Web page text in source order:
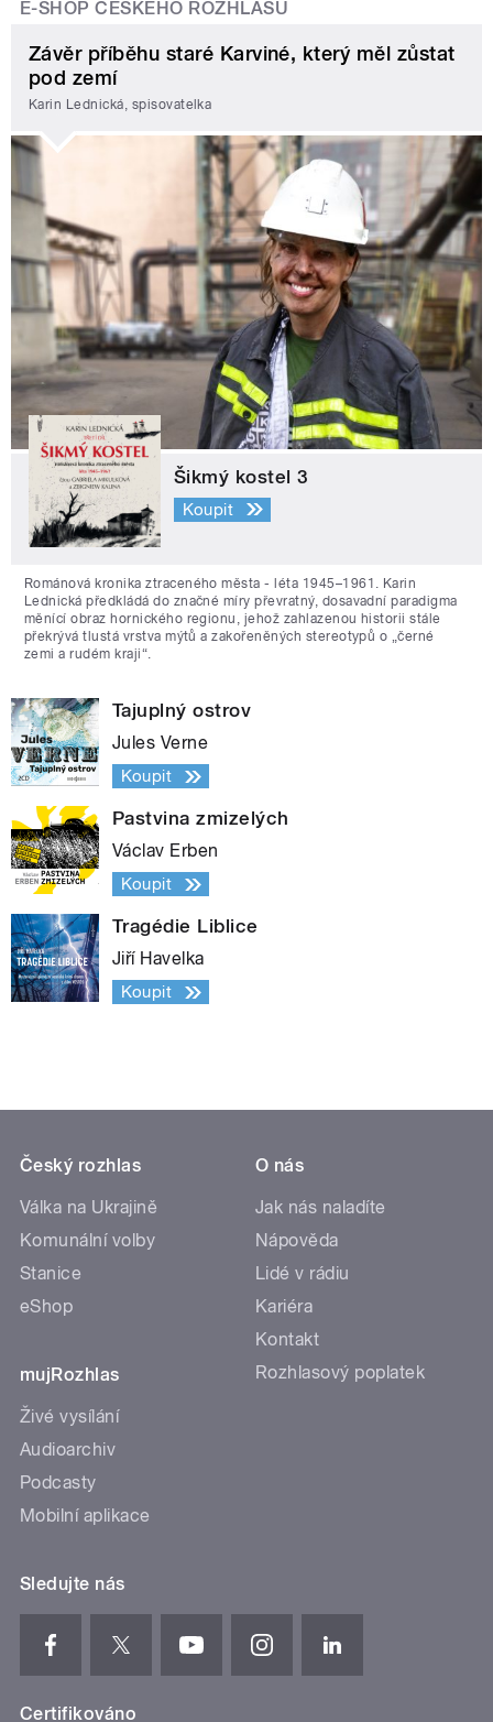
E-SHOP ČESKÉHO ROZHLASU
Závěr příběhu staré Karviné, který měl zůstat
pod zemí
Karin Lednická, spisovatelka
Šikmý kostel 3
Koupit
Románová kronika ztraceného města - léta 1945–1961. Karin
Lednická předkládá do značné míry převratný, dosavadní paradigma
měnící obraz hornického regionu, jehož zahlazenou historii stále
překrývá tlustá vrstva mýtů a zakořeněných stereotypů o „černé
zemi a rudém kraji“.
Tajuplný ostrov
Jules Verne
Koupit
Pastvina zmizelých
Václav Erben
Koupit
Tragédie Liblice
Jiří Havelka
Koupit
Český rozhlas
Válka na Ukrajině
Komunální volby
Stanice
eShop
mujRozhlas
Živé vysílání
Audioarchiv
Podcasty
Mobilní aplikace
O nás
Jak nás naladíte
Nápověda
Lidé v rádiu
Kariéra
Kontakt
Rozhlasový poplatek
Sledujte nás
Certifikováno